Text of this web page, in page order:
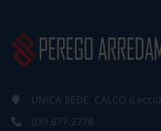
UNICA SEDE: CALCO (Lecco)
039.677.2778